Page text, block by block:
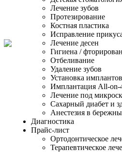
Лечение зубов
Протезирование
Костная пластика
Исправление
Лечение десен
Гигиена /
Отбеливание
Удаление зубов
Установка имплантов
Имплантация All-on-
Лечение под
Сахарный диабет и
Анестезия в
Диагностика
Прайс-лист
Ортодонтическое
Терапевтическое